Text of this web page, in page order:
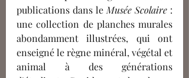
publications dans le Musée Scolaire :
une collection de planches murales
abondamment illustrées, qui ont
enseigné le règne minéral, végétal et
animal à des générations